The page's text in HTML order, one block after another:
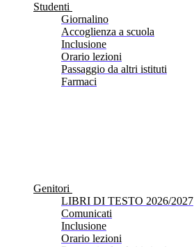
Studenti
Giornalino
Accoglienza a scuola
Inclusione
Orario lezioni
Passaggio da altri istituti
Farmaci
Genitori
LIBRI DI TESTO 2026/2027
Comunicati
Inclusione
Orario lezioni